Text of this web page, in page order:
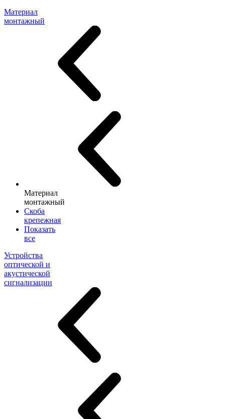
Материал
монтажный
Материал
монтажный
Скоба
крепежная
Показать
все
Устройства
оптической и
акустической
сигнализации